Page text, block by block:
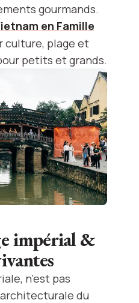
gourmands.
en Famille
culture, plage et
petits et grands.
impérial &
n’est pas
du